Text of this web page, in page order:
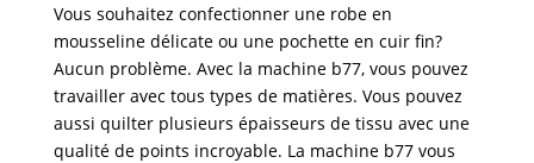
Vous souhaitez confectionner une robe en
mousseline délicate ou une pochette en cuir fin?
Aucun problème. Avec la machine b77, vous pouvez
travailler avec tous types de matières. Vous pouvez
aussi quilter plusieurs épaisseurs de tissu avec une
qualité de points incroyable. La machine b77 vous